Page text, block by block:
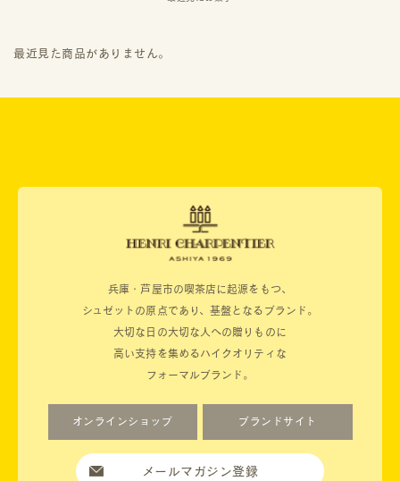
最近見た商品がありません。
兵庫・芦屋市の喫茶店に起源をもつ、
シュゼットの原点であり、基盤となるブランド。
大切な日の大切な人への贈りものに
高い支持を集めるハイクオリティな
フォーマルブランド。
オンラインショップ ブランドサイト
メールマガジン登録